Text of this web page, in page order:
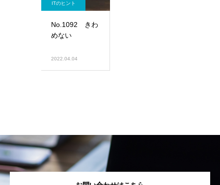
ITのヒント
No.1092 きわ
めない
2022.04.04